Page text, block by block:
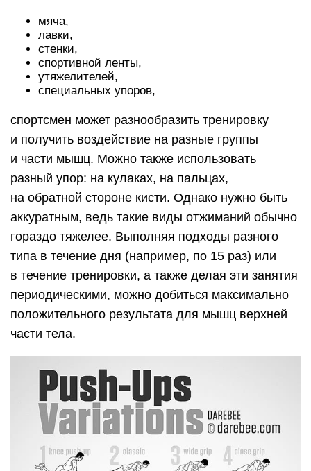
мяча,
лавки,
стенки,
спортивной ленты,
утяжелителей,
специальных упоров,
спортсмен может разнообразить тренировку
и получить воздействие на разные группы
и части мышц. Можно также использовать
разный упор: на кулаках, на пальцах,
на обратной стороне кисти. Однако нужно быть
аккуратным, ведь такие виды отжиманий обычно
гораздо тяжелее. Выполняя подходы разного
типа в течение дня (например, по 15 раз) или
в течение тренировки, а также делая эти занятия
периодическими, можно добиться максимально
положительного результата для мышц верхней
части тела.